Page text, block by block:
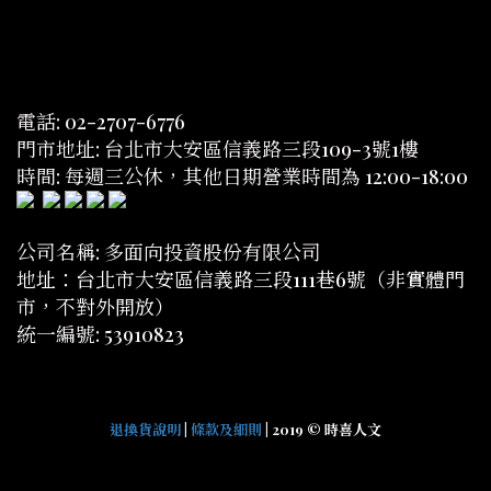
電話: 02-2707-6776
門市地址: 台北市大安區信義路三段109-3號1樓
時間: 每週三公休，其他日期營業時間為 12:00-18:00
公司名稱: 多面向投資股份有限公司
地址：台北市大安區信義路三段111巷6號（非實體門
市，不對外開放）
統一編號: 53910823
退換貨說明 條款及細則 | 2019 © 時喜人文